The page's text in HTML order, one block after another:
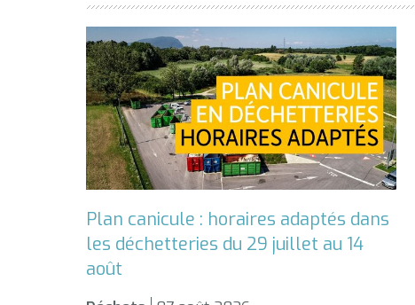
Plan canicule : horaires adaptés dans
les déchetteries du 29 juillet au 14
août